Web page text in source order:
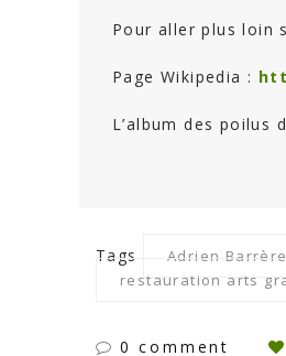
Pour aller plus loin
Page Wikipedia :
L’album des poilus
Tags Adrien Barrère
restauration arts
0 comment